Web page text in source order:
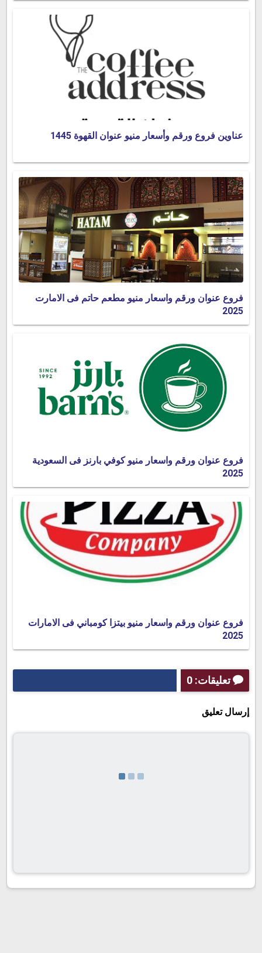
عناوين فروع ورقم وأسعار منيو عنوان القهوة 1445
فروع عنوان ورقم واسعار منيو مطعم حاتم فى الامارت
2025
فروع عنوان ورقم واسعار منيو كوفي بارنز فى السعودية
2025
فروع عنوان ورقم واسعار منيو بيتزا كومباني فى الامارات
2025
تعليقات: 0
إرسال تعليق